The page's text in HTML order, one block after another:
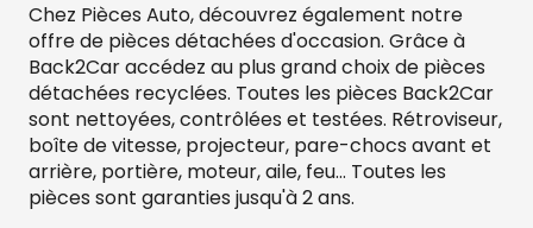
Chez Pièces Auto, découvrez également notre
offre de pièces détachées d'occasion. Grâce à
Back2Car accédez au plus grand choix de pièces
détachées recyclées. Toutes les pièces Back2Car
sont nettoyées, contrôlées et testées. Rétroviseur,
boîte de vitesse, projecteur, pare-chocs avant et
arrière, portière, moteur, aile, feu… Toutes les
pièces sont garanties jusqu'à 2 ans.